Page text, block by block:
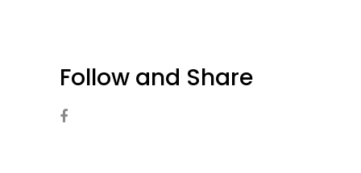
Follow and Share